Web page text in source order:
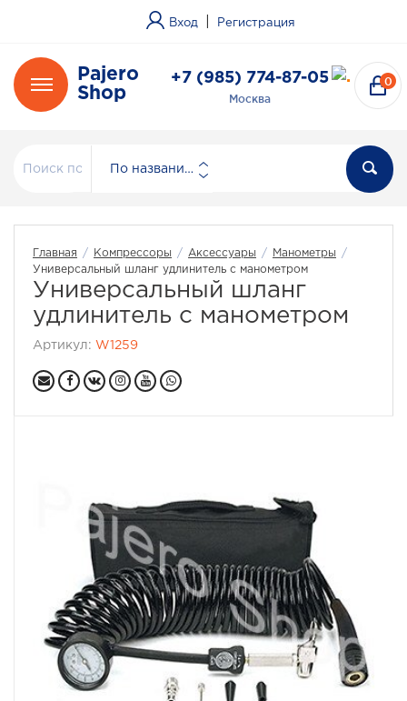
Вход Регистрация
Pajero
Shop
+7 (985) 774-87-05
Москва
0
По названию
Главная / Компрессоры / Аксессуары / Манометры
/
Универсальный шланг удлинитель с манометром
Универсальный шланг
удлинитель с манометром
Артикул: W1259